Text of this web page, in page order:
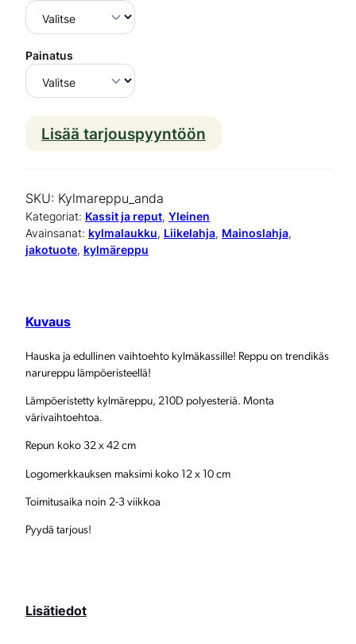
Painatus
m
ä
p
p
u
m
Lisää tarjouspyyntöön
SKU: Kylmareppu_anda
Kategoriat: Kassit ja reput, Yleinen
Avainsanat: kylmalaukku, Liikelahja, Mainoslahja
jakotuote, kylmäreppu
Kuvaus
Hauska ja edullinen vaihtoehto kylmäkassille! Reppu on trendikäs
narureppu lämpöeristeellä!
Lämpöeristetty kylmäreppu, 210D polyesteriä. Monta
värivaihtoehtoa.
Repun koko 32 x 42 cm
Logomerkkauksen maksimi koko 12 x 10 cm
Toimitusaika noin 2-3 viikkoa
Pyydä tarjous!
Lisätiedot